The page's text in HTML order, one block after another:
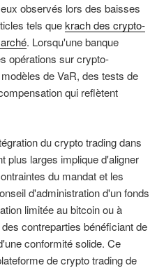
observés lors des baisses
tels quekrach des crypto-
. Lorsqu'une banque
opérations sur crypto-
de VaR, des tests de
qui reflètent
du crypto trading dans
plus larges implique d'aligner
du mandat et les
d'administration d'un fonds
limitée au bitcoin ou à
contreparties bénéficiant de
conformité solide. Ce
de crypto trading de